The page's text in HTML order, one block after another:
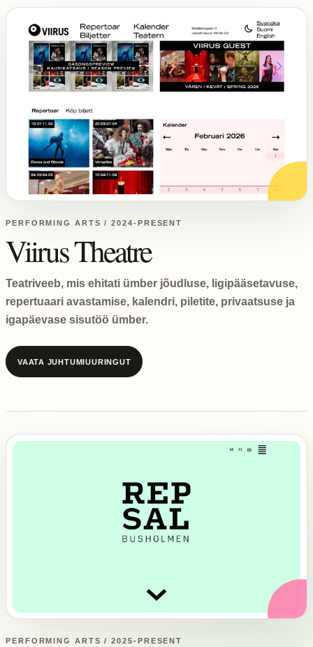
PERFORMING ARTS / 2024-PRESENT
Viirus Theatre
Teatriveeb, mis ehitati ümber jõudluse, ligipääsetavuse,
repertuaari avastamise, kalendri, piletite, privaatsuse ja
igapäevase sisutöö ümber.
VAATA JUHTUMIUURINGUT
PERFORMING ARTS / 2025-PRESENT